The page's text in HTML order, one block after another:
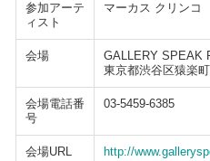
参加アーテ
ィスト
マーカス クリンコ
会場
GALLERY SPEAK
東京都渋谷区猿楽
会場電話番
号
03-5459-6385
会場URL http://